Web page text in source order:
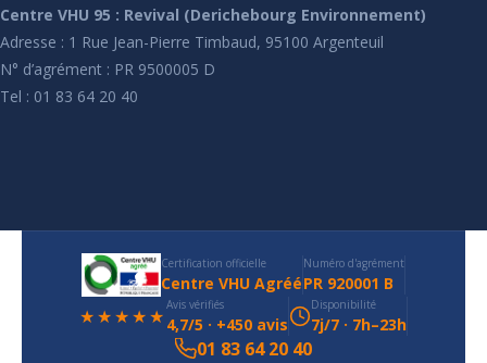
Centre VHU 95 : Revival (Derichebourg Environnement)
Adresse : 1 Rue Jean-Pierre Timbaud, 95100 Argenteuil
N° d’agrément : PR 9500005 D
Tel : 01 83 64 20 40
Certification officielle
Centre VHU Agréé
Numéro d'agrément
PR 920001 B
★★★★★ Avis vérifiés
4,7/5 · +450 avis
Disponibilité
7j/7 · 7h–23h
01 83 64 20 40